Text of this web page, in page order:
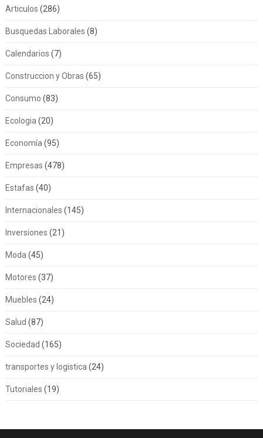
Articulos (286)
Busquedas Laborales (8)
Calendarios (7)
Construccion y Obras (65)
Consumo (83)
Ecologia (20)
Economía (95)
Empresas (478)
Estafas (40)
Internacionales (145)
Inversiones (21)
Moda (45)
Motores (37)
Muebles (24)
Salud (87)
Sociedad (165)
transportes y logistica (24)
Tutoriales (19)